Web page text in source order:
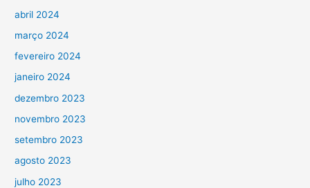
abril 2024
março 2024
fevereiro 2024
janeiro 2024
dezembro 2023
novembro 2023
setembro 2023
agosto 2023
julho 2023